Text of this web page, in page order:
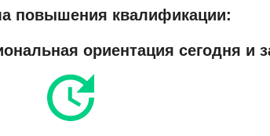
повышения квалификации:
ориентация сегодня и